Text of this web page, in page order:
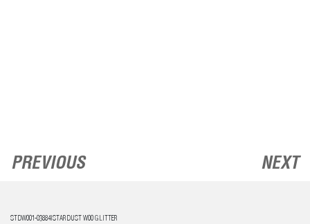
PREVIOUS NEXT
STDW001-03884ISTARDUST W00 GLITTER